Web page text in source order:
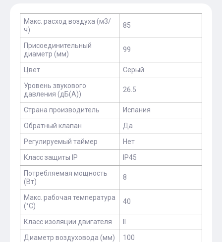
Макс. расход воздуха (м3/
ч)
85
Присоединительный
диаметр (мм)
99
Цвет
Серый
Уровень звукового
давления (дБ(А))
26.5
Страна производитель
Испания
Обратный клапан
Да
Регулируемый таймер
Нет
Класс защиты IP
IP45
Потребляемая мощность
(Вт)
8
Макс. рабочая температура
(°С)
40
Класс изоляции двигателя
Диаметр воздуховода (мм)
100